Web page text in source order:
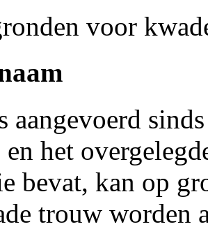
voor
aangevoerd
het
bevat, kan op
trouw worden